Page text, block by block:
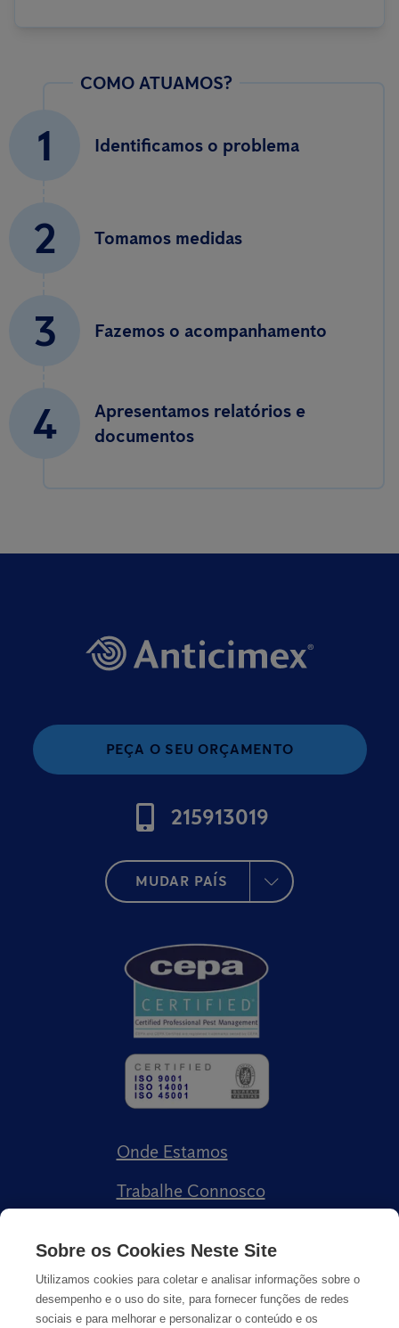
COMO ATUAMOS?
1 Identificamos o problema
2 Tomamos medidas
3 Fazemos o acompanhamento
4
Apresentamos relatórios e
documentos
PEÇA O SEU ORÇAMENTO
215913019
MUDAR PAÍS
Onde Estamos
Trabalhe Connosco
Sobre os Cookies Neste Site
Utilizamos cookies para coletar e analisar informações sobre o
desempenho e o uso do site, para fornecer funções de redes
sociais e para melhorar e personalizar o conteúdo e os